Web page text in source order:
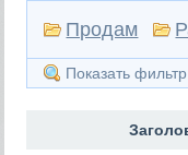
Продам
Показать фильтр